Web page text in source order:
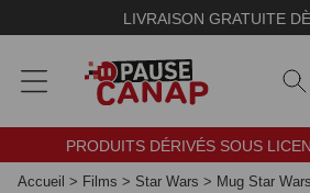
LIVRAISON GRATUITE
PRODUITS DÉRIVÉS SOUS
Accueil > Films > Star Wars > Mug Star
Panneau de gestion des cookies